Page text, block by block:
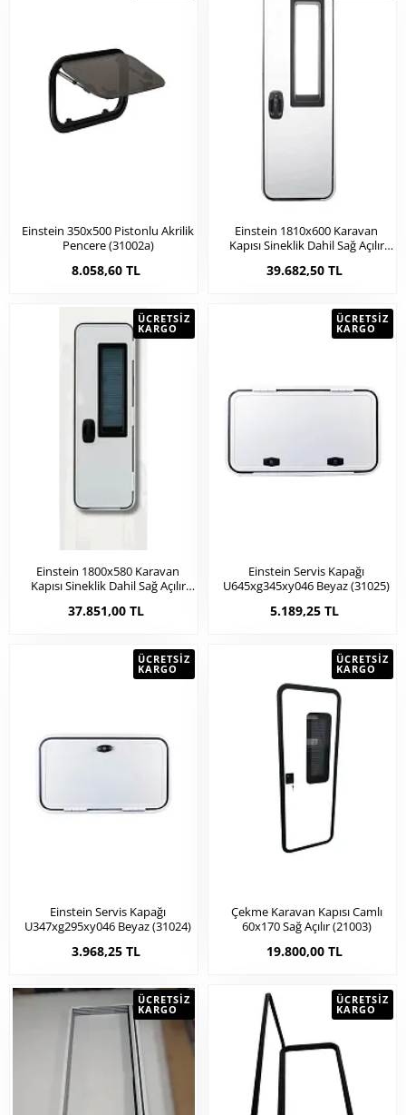
Einstein 350x500 Pistonlu Akrilik
Pencere (31002a)
8.058,60 TL
Einstein 1810x600 Karavan
Kapısı Sineklik Dahil Sağ Açılır
39.682,50 TL
ÜCRETSIZ
KARGO
Einstein 1800x580 Karavan
Kapısı Sineklik Dahil Sağ Açılır
37.851,00 TL
ÜCRETSIZ
KARGO
Einstein Servis Kapağı
U645xg345xy046 Beyaz (31025)
5.189,25 TL
ÜCRETSIZ
KARGO
Einstein Servis Kapağı
U347xg295xy046 Beyaz (31024)
3.968,25 TL
ÜCRETSIZ
KARGO
Çekme Karavan Kapısı Camlı
60x170 Sağ Açılır (21003)
19.800,00 TL
ÜCRETSIZ
KARGO
ÜCRETSIZ
KARGO